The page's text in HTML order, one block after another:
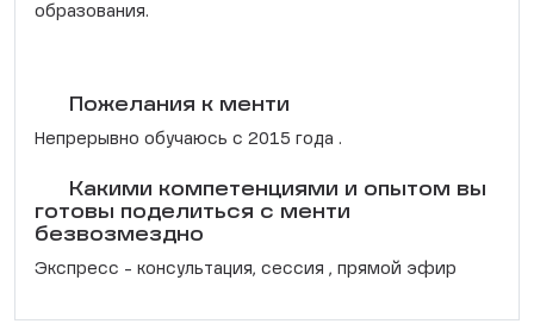
образования.
Пожелания к менти
Непрерывно обучаюсь с 2015 года .
Какими компетенциями и опытом вы
готовы поделиться с менти
безвозмездно
Экспресс - консультация, сессия , прямой эфир